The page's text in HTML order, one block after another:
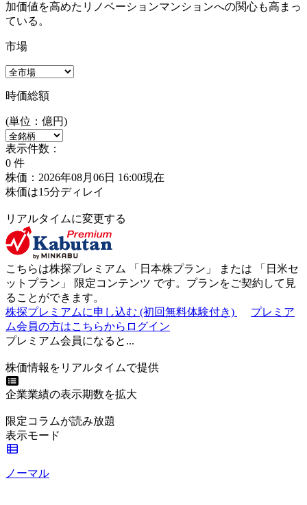
加価値を高めたリノベーションマンションへの関心も高まっ
ている。
市場
時価総額
(単位：億円)
表示件数：
0 件
株価：2026年08月06日 16:00現在
株価は15分ディレイ
リアルタイムに変更する
こちらは株探プレミアム 「 日本株プラン 」 または 「 日米セ
ットプラン 」 限定コンテンツ です。プランをご契約して見
ることができます。
株探プレミアムに申し込む (初回無料体験付き)
プレミア
ム会員の方はこちらからログイン
プレミアム会員になると...
株価情報をリアルタイムで提供
企業業績の表示期数を拡大
限定コラムが読み放題
表示モード
ノーマル